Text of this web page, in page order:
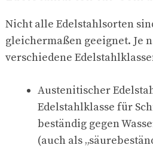
Nicht alle Edelstahlsorten
gleichermaßen geeignet. Je
verschiedene
Austenitischer
Edelstahlklasse für
beständig gegen
(auch als